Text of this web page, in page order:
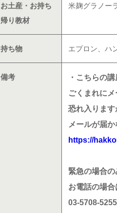
お土産・お持ち
帰り教材
米麹グラノー
持ち物 エプロン、ハ
備考
・こちらの
ごくまれに
恐れ入りま
メールが届
https://
緊急の場合の
お電話の場
03-5708-5255